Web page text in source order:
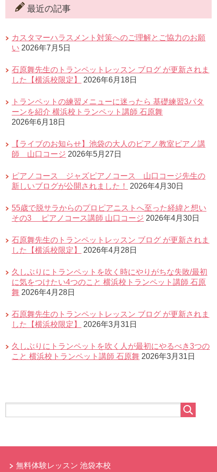
最近の記事
カスタマーハラスメント対策へのご理解とご協力のお願
い 2026年7月5日
石原舞先生のトランペットレッスン ブログ が更新されま
した【横浜校限定】
2026年6月18日
トランペットの練習メニューに迷ったら 基礎練習3パタ
ーンを紹介 横浜校トランペット講師 石原舞
2026年6月18日
【ライブのお知らせ】池袋の大人のピアノ教室ピアノ講
師 山口コージ 2026年5月27日
ピアノコース ジャズピアノコース 山口コージ先生の
新しいブログが公開されました！
2026年4月30日
55歳で脱サラからのプロピアニストへ至った経緯と想い
その3 ピアノコース講師 山口コージ 2026年4月30日
石原舞先生のトランペットレッスン ブログ が更新されま
した【横浜校限定】
2026年4月28日
久しぶりにトランペットを吹く時にやりがちな失敗/最初
に気をつけたい4つのこと 横浜校トランペット講師 石原
舞 2026年4月28日
石原舞先生のトランペットレッスン ブログ が更新されま
した【横浜校限定】
2026年3月31日
久しぶりにトランペットを吹く人が最初にやるべき3つの
こと 横浜校トランペット講師 石原舞 2026年3月31日
無料体験レッスン 池袋本校